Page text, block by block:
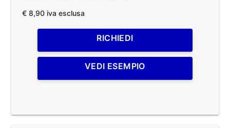
€ 8,90 iva esclusa
RICHIEDI
VEDI ESEMPIO